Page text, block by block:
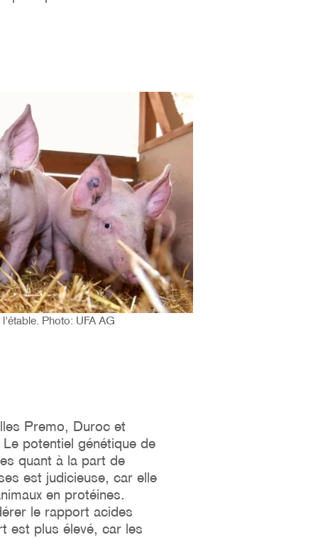
Photo: UFA AG
Premo, Duroc et
potentiel génétique de
quant à la part de
est judicieuse, car elle
en protéines.
le rapport acides
est plus élevé, car les